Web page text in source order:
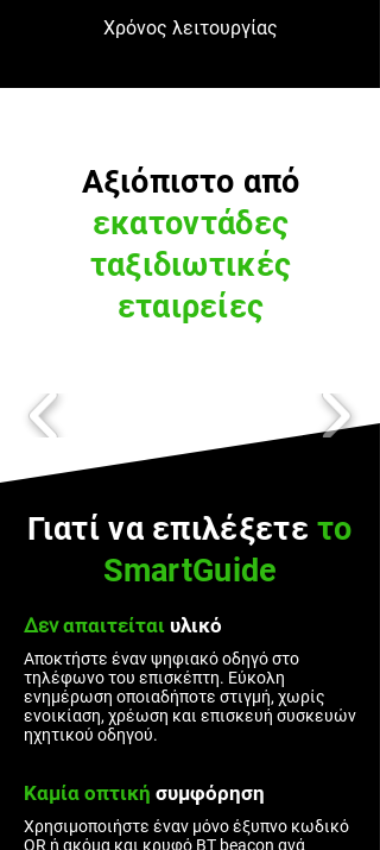
Χρόνος λειτουργίας
Αξιόπιστο από
εκατοντάδες
ταξιδιωτικές
εταιρείες
Γιατί να επιλέξετε το
SmartGuide
Δεναπαιτείται υλικό
Αποκτήστε έναν ψηφιακό οδηγό στο
τηλέφωνο του επισκέπτη. Εύκολη
ενημέρωση οποιαδήποτε στιγμή, χωρίς
ενοικίαση, χρέωση και επισκευή συσκευών
ηχητικού οδηγού.
Καμία οπτική συμφόρηση
Χρησιμοποιήστε έναν μόνο έξυπνο κωδικό
QR ή ακόμα και κρυφό BT beacon ανά